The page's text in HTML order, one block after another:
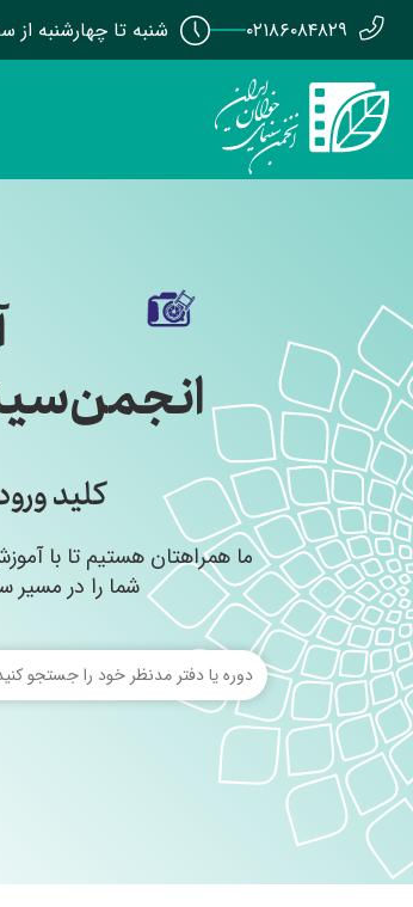
۰۲۱۸۶۰۸۴۸۲۹ شنبه تا چهارشنبه از ساعت
انجمن
کلید
ما همراهتان هستیم تا با
شما را در مسیر